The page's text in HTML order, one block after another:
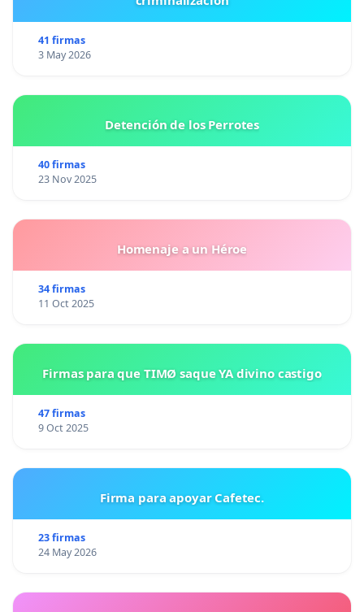
41 firmas
3 May 2026
Detención de los Perrotes
40 firmas
23 Nov 2025
Homenaje a un Héroe
34 firmas
11 Oct 2025
Firmas para que TIMØ saque YA divino castigo
47 firmas
9 Oct 2025
Firma para apoyar Cafetec.
23 firmas
24 May 2026